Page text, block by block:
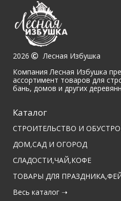
2026
Лесная Избушка
Компания Лесная Избушка
ассортимент товаров для
бань, домов и других
Каталог
СТРОИТЕЛЬСТВО И
ДОМ,САД И ОГОРОД
СЛАДОСТИ,ЧАЙ,КОФЕ
ТОВАРЫ ДЛЯ
Весь каталог ➝